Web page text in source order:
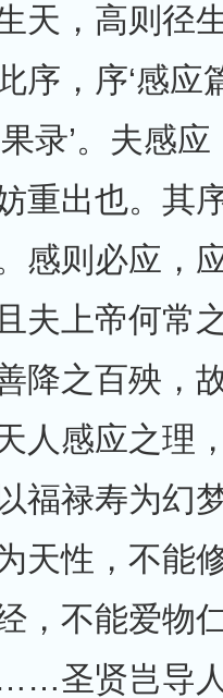
天，高则径
序，序‘感应
录’。夫感
重出也。其
感则必应，
夫上帝何常
降之百殃，
人感应之理
福禄寿为幻
天性，不能
，不能爱物
圣贤岂导